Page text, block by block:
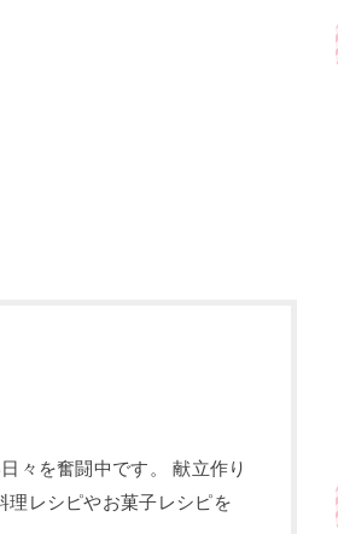
々を奮闘中です。 献立作り
理レシピやお菓子レシピを